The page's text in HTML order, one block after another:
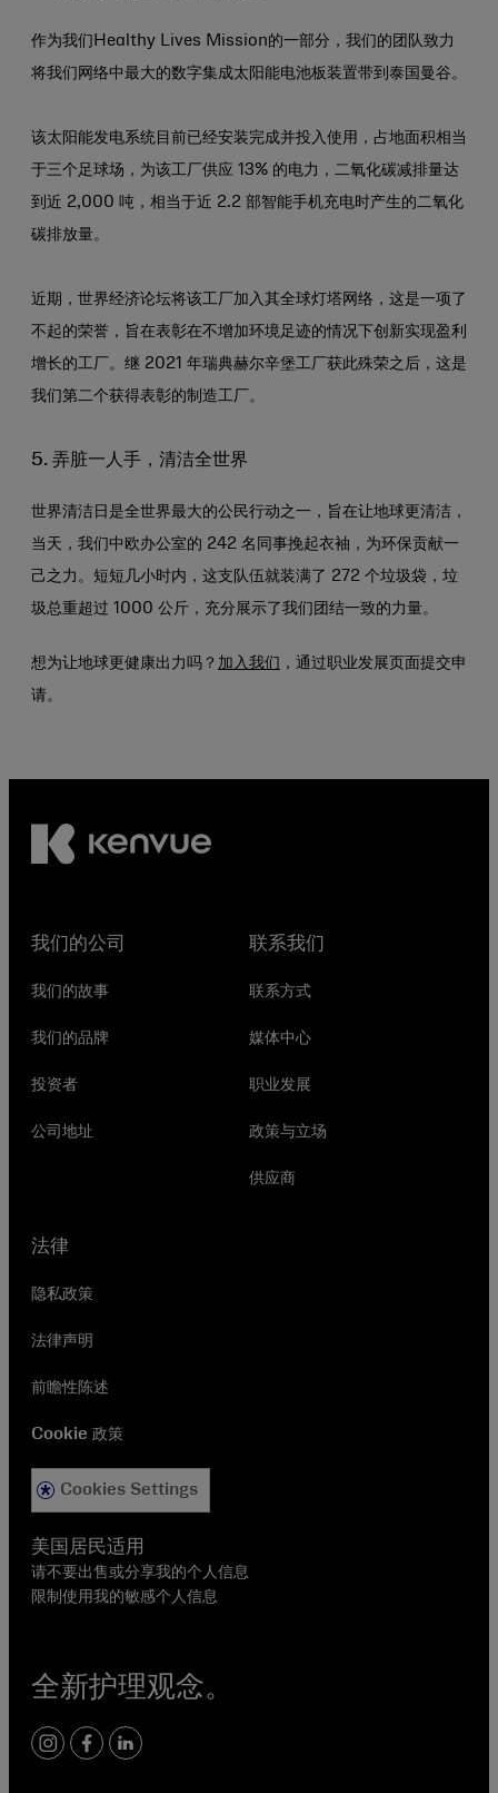
作为我们Healthy Lives Mission的一部分，我们的团队致力
将我们网络中最大的数字集成太阳能电池板装置带到泰国曼谷。
该太阳能发电系统目前已经安装完成并投入使用，占地面积相当
于三个足球场，为该工厂供应 13% 的电力，二氧化碳减排量达
到近 2,000 吨，相当于近 2.2 部智能手机充电时产生的二氧化
碳排放量。
近期，世界经济论坛将该工厂加入其全球灯塔网络，这是一项了
不起的荣誉，旨在表彰在不增加环境足迹的情况下创新实现盈利
增长的工厂。继 2021 年瑞典赫尔辛堡工厂获此殊荣之后，这是
我们第二个获得表彰的制造工厂。
5. 弄脏一人手，清洁全世界
世界清洁日是全世界最大的公民行动之一，旨在让地球更清洁，
当天，我们中欧办公室的 242 名同事挽起衣袖，为环保贡献一
己之力。短短几小时内，这支队伍就装满了 272 个垃圾袋，垃
圾总重超过 1000 公斤，充分展示了我们团结一致的力量。
想为让地球更健康出力吗？ 加入我们 ，通过职业发展页面提交申
请。
全新护理观念。
instagram
facebook
linkedin
我们的公司
我们的故事
我们的品牌
投资者
公司地址
联系我们
联系方式
媒体中心
职业发展
政策与立场
供应商
法律
隐私政策
法律声明
前瞻性陈述
Cookie 政策
Cookies Settings
美国居民适用
请不要出售或分享我的个人信息
限制使用我的敏感个人信息